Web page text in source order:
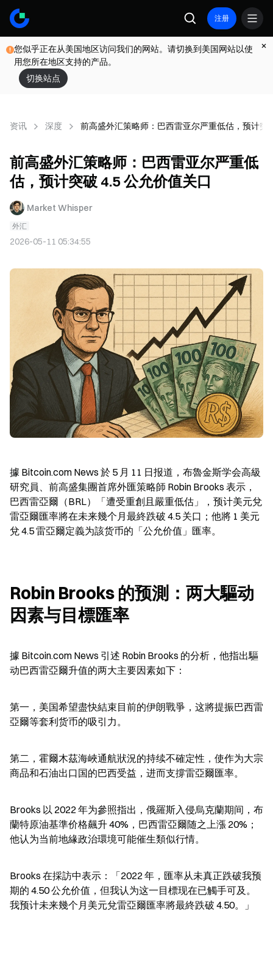
注册
您似乎正在从美国地区访问我们的网站。请切换到美国网站以使
用您所在地区支持的产品。
切换站点
资讯 深度 前高盛外汇策略师：巴西雷亚尔严重低估，预计突
前高盛外汇策略师：巴西雷亚尔严重低
估，预计突破 4.5 公允价值关口
Market Whisper
外汇
2026-05-11 05:34:55
據 Bitcoin.com News 於 5 月 11 日报道，布魯金斯学会高級
研究員、前高盛集團首席外匯策略師 Robin Brooks 表示，
巴西雷亞爾（BRL）「遭受重創且嚴重低估」，预计美元兌
雷亞爾匯率將在未来幾个月最終跌破 4.5 关口；他將 1 美元
兌 4.5 雷亞爾定義为該货币的「公允价值」匯率。
Robin Brooks 的预測：两大驅动
因素与目標匯率
據 Bitcoin.com News 引述 Robin Brooks 的分析，他指出驅
动巴西雷亞爾升值的两大主要因素如下：
第一，美国希望盡快結束目前的伊朗戰爭，这將提振巴西雷
亞爾等套利货币的吸引力。
第二，霍爾木茲海峽通航狀況的持续不確定性，使作为大宗
商品和石油出口国的巴西受益，进而支撐雷亞爾匯率。
Brooks 以 2022 年为參照指出，俄羅斯入侵烏克蘭期间，布
蘭特原油基準价格飆升 40%，巴西雷亞爾随之上漲 20%；
他认为当前地緣政治環境可能催生類似行情。
Brooks 在採訪中表示：「2022 年，匯率从未真正跌破我预
期的 4.50 公允价值，但我认为这一目標现在已觸手可及。
我预计未来幾个月美元兌雷亞爾匯率將最終跌破 4.50。」